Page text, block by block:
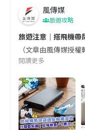
風傳媒
旅遊攻略
旅遊注意｜搭飛機
（文章由風傳媒授
閱讀更多